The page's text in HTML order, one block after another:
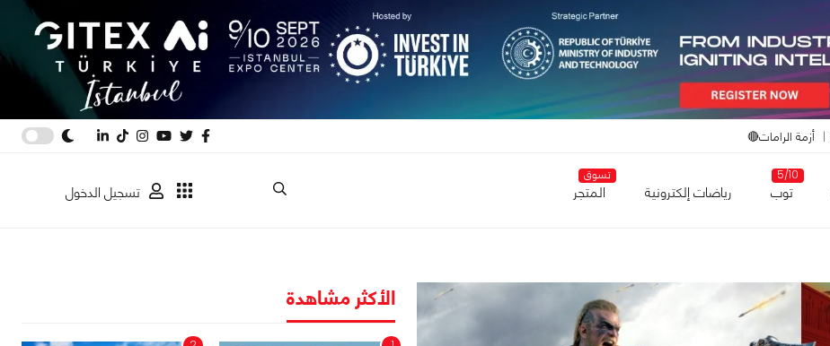
أزمة الرامات🔴
5/10
توب رياضات إلكترونية
تسوق
المتجر تسجيل الدخول
الأكثر مشاهدة